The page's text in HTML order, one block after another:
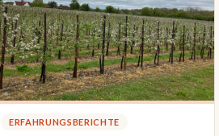
ERFAHRUNGSBERICHTE